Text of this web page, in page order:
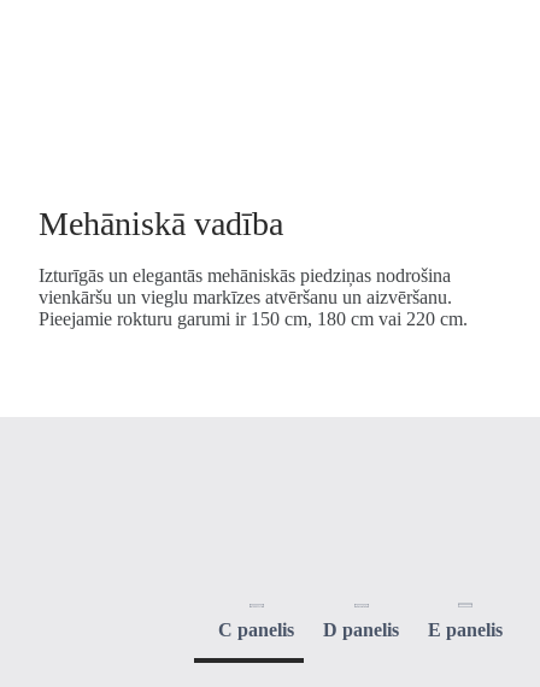
Mehāniskā vadība
Izturīgās un elegantās mehāniskās piedziņas nodrošina
vienkāršu un vieglu markīzes atvēršanu un aizvēršanu.
Pieejamie rokturu garumi ir 150 cm, 180 cm vai 220 cm.
C panelis D panelis E panelis